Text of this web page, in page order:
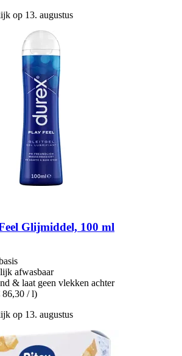
op 13. augustus
Glijmiddel, 100 ml
afwasbaar
& laat geen vlekken achter
86,30 / l)
op 13. augustus